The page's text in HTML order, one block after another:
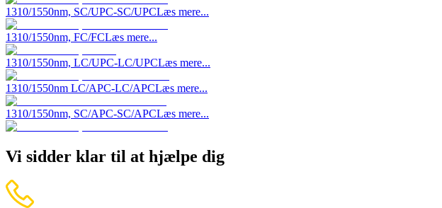
1310/1550nm, SC/UPC-SC/UPCLæs mere...
1310/1550nm, FC/FCLæs mere...
1310/1550nm, LC/UPC-LC/UPCLæs mere...
1310/1550nm LC/APC-LC/APCLæs mere...
1310/1550nm, SC/APC-SC/APCLæs mere...
Vi sidder klar til at hjælpe dig